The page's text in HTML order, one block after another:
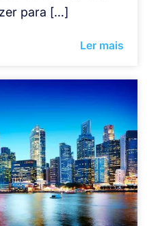
para […]
Ler mais